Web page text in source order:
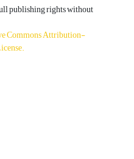
publishing rights without
Commons Attribution-
.